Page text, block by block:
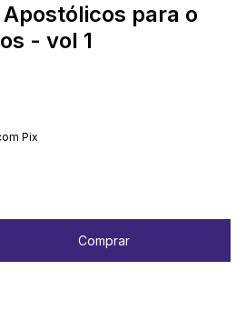
para o
- vol 1
Pix